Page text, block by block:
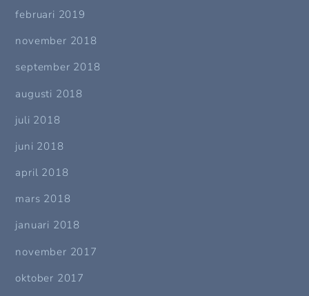
februari 2019
november 2018
september 2018
augusti 2018
juli 2018
juni 2018
april 2018
mars 2018
januari 2018
november 2017
oktober 2017